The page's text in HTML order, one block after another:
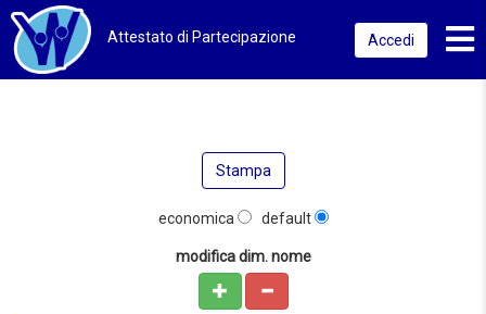
Attestato di Partecipazione Accedi
Stampa
economica default
modifica dim. nome